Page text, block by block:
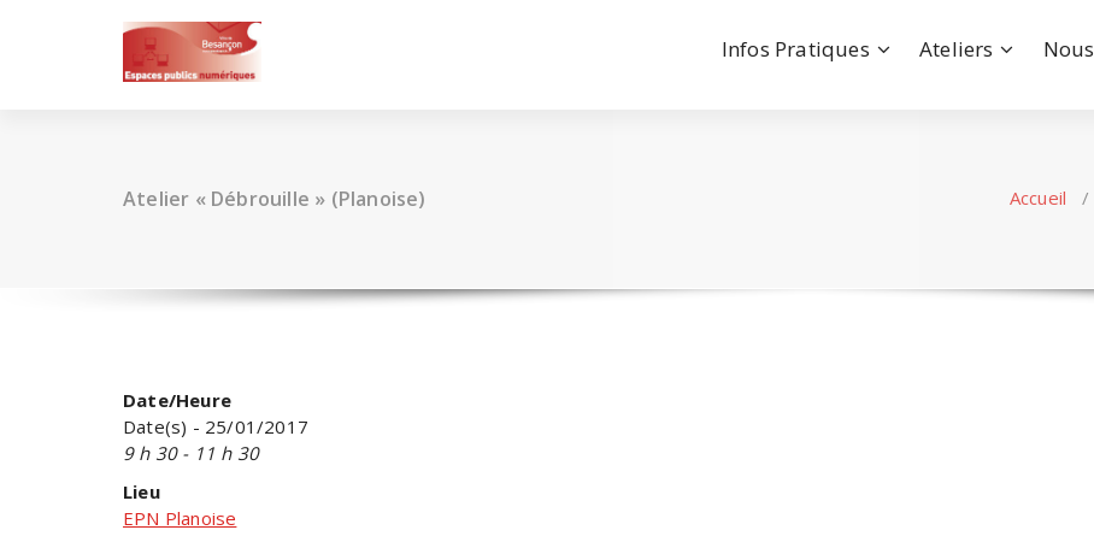
Infos Pratiques Ateliers
Atelier « Débrouille » (Planoise) Accueil /
Date/Heure
Date(s) - 25/01/2017
9 h 30 - 11 h 30
Lieu
EPN Planoise